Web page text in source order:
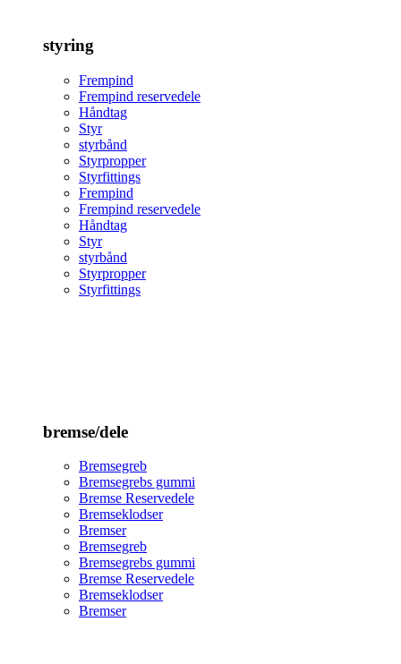
styring
Frempind
Frempind reservedele
Håndtag
Styr
styrbånd
Styrpropper
Styrfittings
Frempind
Frempind reservedele
Håndtag
Styr
styrbånd
Styrpropper
Styrfittings
bremse/dele
Bremsegreb
Bremsegrebs gummi
Bremse Reservedele
Bremseklodser
Bremser
Bremsegreb
Bremsegrebs gummi
Bremse Reservedele
Bremseklodser
Bremser